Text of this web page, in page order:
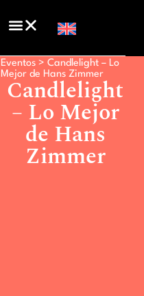
Eventos > Candlelight – Lo
Mejor de Hans Zimmer
Candlelight
– Lo Mejor
de Hans
Zimmer